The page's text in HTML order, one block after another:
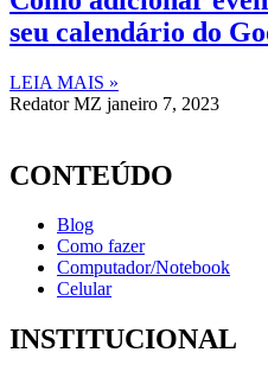
seu calendário do
LEIA MAIS »
Redator MZ janeiro 7, 2023
CONTEÚDO
Blog
Como fazer
Computador/Notebook
Celular
INSTITUCIONAL